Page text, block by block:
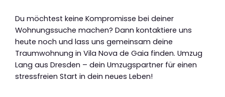
Du möchtest keine Kompromisse bei deiner
Wohnungssuche machen? Dann kontaktiere uns
heute noch und lass uns gemeinsam deine
Traumwohnung in Vila Nova de Gaia finden. Umzug
Lang aus Dresden – dein Umzugspartner für einen
stressfreien Start in dein neues Leben!